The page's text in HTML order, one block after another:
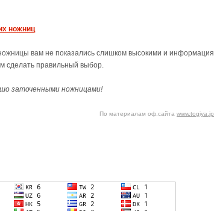
ножниц
вам не показались слишком высокими и информация
сделать правильный выбор.
заточенными ножницами!
По материалам оф.сайта www.togiya.jp